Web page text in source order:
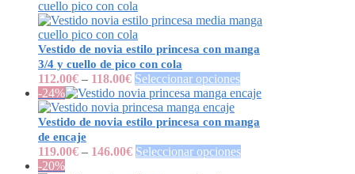
Vestido de novia estilo princesa con manga
3/4 y cuello de pico con cola
112.00€ – 118.00€ Seleccionar opciones
-24%
Vestido de novia estilo princesa con manga
de encaje
119.00€ – 146.00€ Seleccionar opciones
-20%